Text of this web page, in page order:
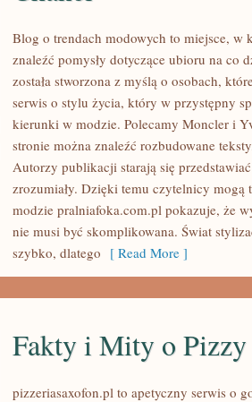
CHANEL
Blog o trendach modowych to miejsce, w
znaleźć pomysły dotyczące ubioru na co
została stworzona z myślą o osobach,
serwis o stylu życia, który w przystępny
kierunki w modzie. Polecamy Moncler i
stronie można znaleźć rozbudowane
Autorzy publikacji starają się
zrozumiały. Dzięki temu czytelnicy mogą
modzie pralniafoka.com.pl pokazuje, że
nie musi być skomplikowana. Świat
szybko, dlatego [ Read More ]
Fakty i Mity o Pizzy
pizzeriasaxofon.pl to apetyczny serwis o